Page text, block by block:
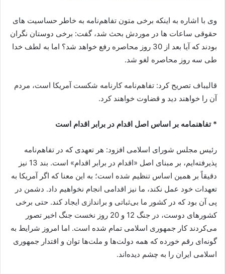
وی با اشاره به اینکه برخی متون تفاهم‌نامه به خاطر حساسیت های
حقوقی ساعات ها در موردش بحث شد، گفت‌: برخی دوستان نگران
بودند که آیا بعد از 30 روز محاصره رفع خواهد شد؟ اما به لطف خدا
طی سه روز محاصره لغو شد.
قالیباف تصریح کرد: تفاهم‌نامه کارنامه شکست آمریکا است، مردم
آن را خواهند دید و قضاوت خواهند کرد.
* تفاهنمامه بر اساس اصل اقدام در برابر اقدام است
رئیس مجلس شورای اسلامی افزود: هر تعهدی که در تفاهم‌نامه
پذیرفته‌ایم، بر مبنای اصل «اقدام در برابر اقدام» است. بند 13 نیز
دقیقاً بر همین اساس تنظیم شده است؛ به این معنا که اگر آمریکا به
تعهدات خود عمل نکند، ما نیز اقدامی انجام نخواهیم داد. دشمن در
پی آن بود که در کشور ما بی‌ثباتی و براندازی ایجاد کند. حتی برخی
کشورهای دوست، در جنگ 12 و 20 روز نخست جنگ اخیر تصور
می‌کردند کار جمهوری اسلامی تمام شده است. اما امروز شرایط به
گونه‌ای رقم خورده که همه دولت‌ها و ملت‌ها توان و اقتدار جمهوری
اسلامی ایران را به چشم دیده‌اند.